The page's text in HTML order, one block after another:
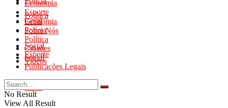
Política
Sobre Nós
Social
Videos
Economia
Esporte
Geral
Economia
Esporte
Geral
Polícia
Política
Cidades
Social
Publicações Legais
No Result
View All Result